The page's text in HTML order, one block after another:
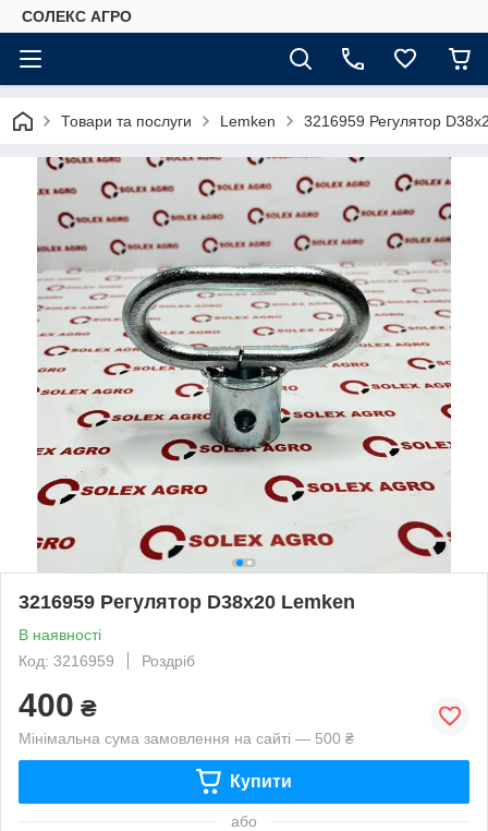
СОЛЕКС АГРО
Товари та послуги Lemken 3216959 Регулятор
3216959 Регулятор D38х20 Lemken
В наявності
Код: 3216959
Роздріб
400 ₴
Мінімальна сума замовлення на сайті — 500 ₴
Купити
або